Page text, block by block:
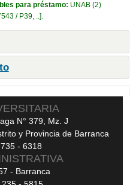
para préstamo: UNAB(2)
/ P39, .. .
N° 379, Mz. J
y Provincia de Barranca
- 6318
- Barranca